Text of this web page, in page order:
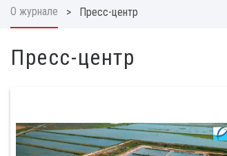
О журнале > Пресс-центр
Пресс-центр